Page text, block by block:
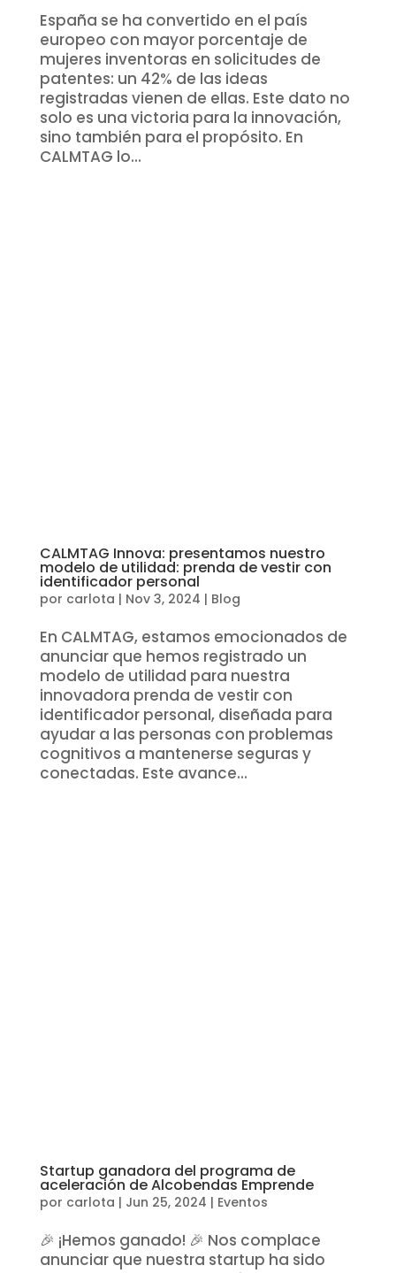
España se ha convertido en el país
europeo con mayor porcentaje de
mujeres inventoras en solicitudes de
patentes: un 42% de las ideas
registradas vienen de ellas. Este dato no
solo es una victoria para la innovación,
sino también para el propósito. En
CALMTAG lo...
CALMTAG Innova: presentamos nuestro
modelo de utilidad: prenda de vestir con
identificador personal
por carlota | Nov 3, 2024 | Blog
En CALMTAG, estamos emocionados de
anunciar que hemos registrado un
modelo de utilidad para nuestra
innovadora prenda de vestir con
identificador personal, diseñada para
ayudar a las personas con problemas
cognitivos a mantenerse seguras y
conectadas. Este avance...
Startup ganadora del programa de
aceleración de Alcobendas Emprende
por carlota | Jun 25, 2024 | Eventos
🎉 ¡Hemos ganado! 🎉 Nos complace
anunciar que nuestra startup ha sido